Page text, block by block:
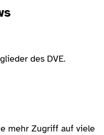
des DVE.
mehr Zugriff auf viele